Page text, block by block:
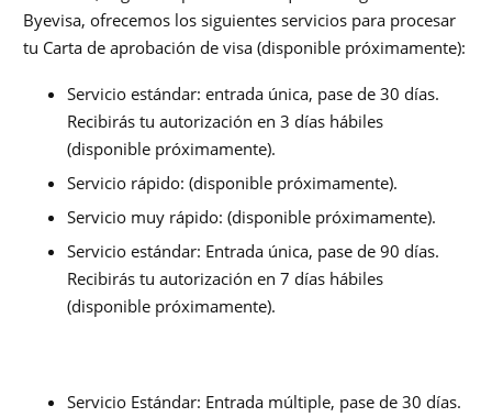
Byevisa, ofrecemos los siguientes servicios para procesar
tu Carta de aprobación de visa (disponible próximamente):
Servicio estándar: entrada única, pase de 30 días.
Recibirás tu autorización en 3 días hábiles
(disponible próximamente).
Servicio rápido: (disponible próximamente).
Servicio muy rápido: (disponible próximamente).
Servicio estándar: Entrada única, pase de 90 días.
Recibirás tu autorización en 7 días hábiles
(disponible próximamente).
Servicio Estándar: Entrada múltiple, pase de 30 días.